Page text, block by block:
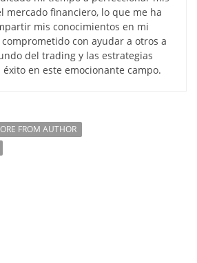
mercado financiero, lo que me ha
mis conocimientos en mi
con ayudar a otros a
del trading y las estrategias
en este emocionante campo.
FROM AUTHOR